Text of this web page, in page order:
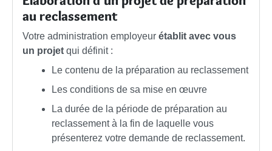
au reclassement
Votre administration employeur établit avec vous
un projet qui définit :
Le contenu de la préparation au reclassement
Les conditions de sa mise en œuvre
La durée de la période de préparation au
reclassement à la fin de laquelle vous
présenterez votre demande de reclassement.